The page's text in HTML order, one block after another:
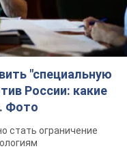
"специальную
России: какие
Фото
стать ограничение